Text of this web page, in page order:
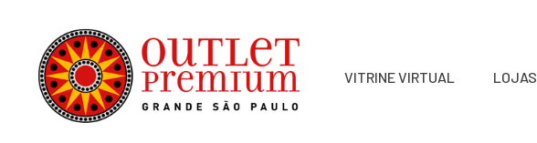
VITRINE VIRTUAL LOJAS